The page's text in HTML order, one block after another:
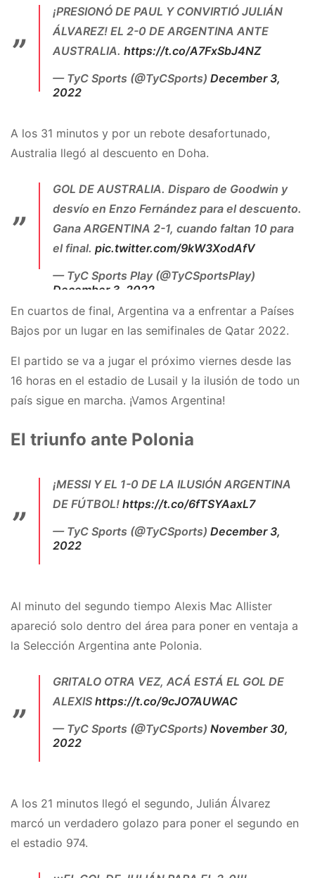
¡PRESIONÓ DE PAUL Y CONVIRTIÓ JULIÁN
ÁLVAREZ! EL 2-0 DE ARGENTINA ANTE
AUSTRALIA. https://t.co/A7FxSbJ4NZ
— TyC Sports (@TyCSports) December 3,
2022
A los 31 minutos y por un rebote desafortunado,
Australia llegó al descuento en Doha.
GOL DE AUSTRALIA. Disparo de Goodwin y
desvío en Enzo Fernández para el descuento.
Gana ARGENTINA 2-1, cuando faltan 10 para
el final. pic.twitter.com/9kW3XodAfV
— TyC Sports Play (@TyCSportsPlay)
December 3, 2022
En cuartos de final, Argentina va a enfrentar a Países
Bajos por un lugar en las semifinales de Qatar 2022.
El partido se va a jugar el próximo viernes desde las
16 horas en el estadio de Lusail y la ilusión de todo un
país sigue en marcha. ¡Vamos Argentina!
El triunfo ante Polonia
¡MESSI Y EL 1-0 DE LA ILUSIÓN ARGENTINA
DE FÚTBOL! https://t.co/6fTSYAaxL7
— TyC Sports (@TyCSports) December 3,
2022
Al minuto del segundo tiempo Alexis Mac Allister
apareció solo dentro del área para poner en ventaja a
la Selección Argentina ante Polonia.
GRITALO OTRA VEZ, ACÁ ESTÁ EL GOL DE
ALEXIS https://t.co/9cJO7AUWAC
— TyC Sports (@TyCSports) November 30,
2022
A los 21 minutos llegó el segundo, Julián Álvarez
marcó un verdadero golazo para poner el segundo en
el estadio 974.